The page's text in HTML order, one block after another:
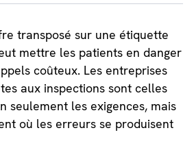
transposé sur une étiquette
mettre les patients en danger
coûteux. Les entreprises
aux inspections sont celles
seulement les exigences, mais
où les erreurs se produisent